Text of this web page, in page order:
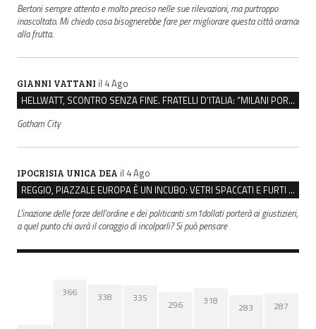
Bertoni sempre attento e molto preciso nelle sue rilevazioni, ma purtroppo
inascoltato. Mi chiedo cosa bisognerebbe fare per migliorare questa città oramai
alla frutta.
GIANNI VATTANI il 4 Ago
HELLWATT, SCONTRO SENZA FINE. FRATELLI D’ITALIA: “MILANI PORTA DOCUMENTI, DE FRANCO INSULTI”
Gotham City
IPOCRISIA UNICA DEA il 4 Ago
REGGIO, PIAZZALE EUROPA È UN INCUBO: VETRI SPACCATI E FURTI SULLE AUTO IN SOSTA
L'inazione delle forze dell'ordine e dei politicanti sm1dollati porterà ai giustizieri,
a quel punto chi avrà il coraggio di incolparli? Si può pensare
366 338 335
296 318 283 287